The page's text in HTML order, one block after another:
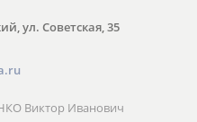
ул. Советская, 35
Виктор Иванович